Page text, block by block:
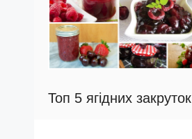
Топ 5 ягідних закруток